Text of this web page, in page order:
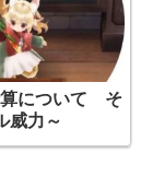
算について そ
威力～